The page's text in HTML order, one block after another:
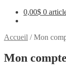
0,00$ 0
Accueil /Mon
Mon compte